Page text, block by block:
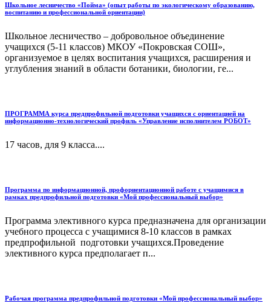
Школьное лесничество «Пойма» (опыт работы по экологическому образованию,
воспитанию и профессиональной ориентации)
Школьное лесничество – добровольное объединение
учащихся (5-11 классов) МКОУ «Покровская СОШ»,
организуемое в целях воспитания учащихся, расширения и
углубления знаний в области ботаники, биологии, ге...
ПРОГРАММА курса предпрофильной подготовки учащихся с ориентацией на
информационно-технологический профиль «Управление исполнителем РОБОТ»
17 часов, для 9 класса....
Программа по информационной, профориентационной работе с учащимися в
рамках предпрофильной подготовки «Мой профессиональный выбор»
Программа элективного курса предназначена для организации
учебного процесса с учащимися 8-10 классов в рамках
предпрофильной подготовки учащихся.Проведение
элективного курса предполагает п...
Рабочая программа предпрофильной подготовки «Мой профессиональный выбор»